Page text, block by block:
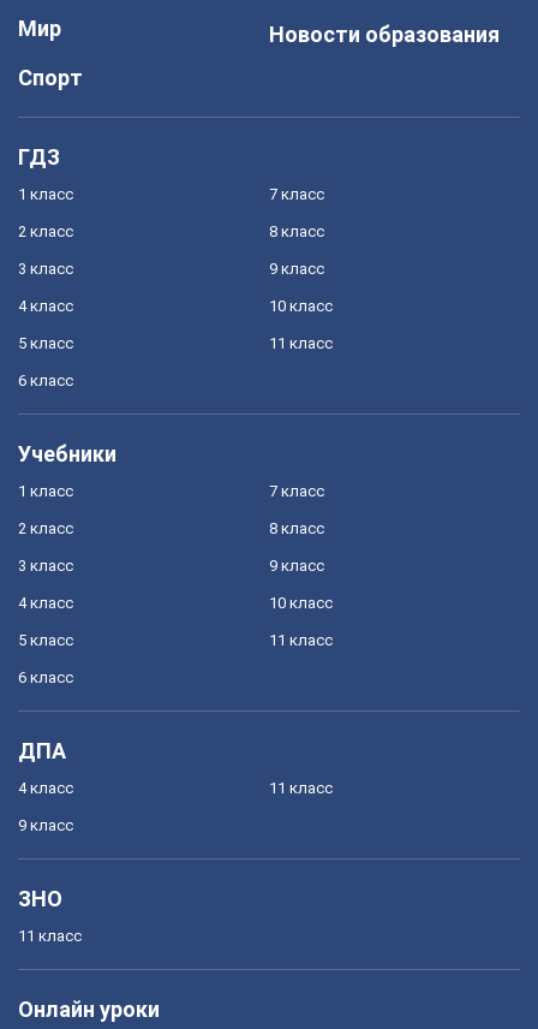
Мир
Спорт
Новости образования
ГДЗ
1 класс
2 класс
3 класс
4 класс
5 класс
6 класс
7 класс
8 класс
9 класс
10 класс
11 класс
Учебники
1 класс
2 класс
3 класс
4 класс
5 класс
6 класс
7 класс
8 класс
9 класс
10 класс
11 класс
ДПА
4 класс
9 класс
11 класс
ЗНО
11 класс
Онлайн уроки